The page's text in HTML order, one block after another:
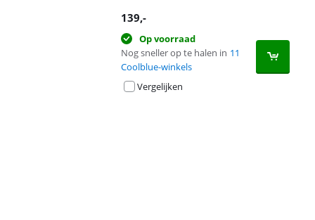
139,-
Op voorraad
Nog sneller op te halen in 11
Coolblue-winkels
Vergelijken